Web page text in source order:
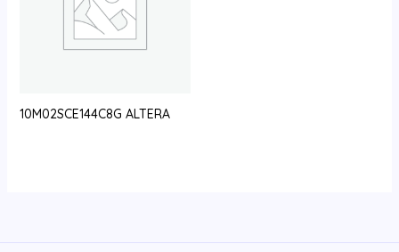
10M02SCE144C8G ALTERA